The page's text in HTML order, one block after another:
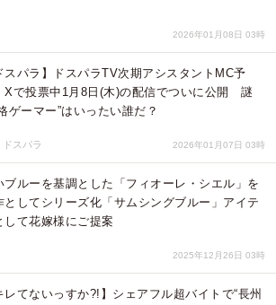
2026年01月08日 03時
スパラ】ドスパラTV次期アシスタントMC予
で投票中1月8日(木)の配信でついに公開 謎
ゲーマー”はいったい誰だ？
スパラ 2026年01月07日 03時
ブルーを基調とした「フィオーレ・シエル」を
としてシリーズ化「サムシングブルー」アイテ
して花嫁様にご提案
2025年12月26日 03時
レてないっすか?!】シェアフル超バイトで“長州